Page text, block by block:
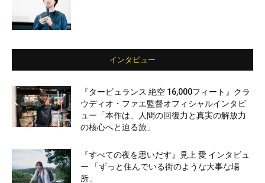
インタビュー
『タービュランス 絶空 16,000フィート』クラ
ウディオ・ファエ監督オフィシャルインタビ
ュー「本作は、人間の回復力と真実の解放力
の核心へと迫る旅」
『すべての夜を思いだす』見上 愛 インタビュ
ー 「ずっと住んでいる街のような大事な場
所」